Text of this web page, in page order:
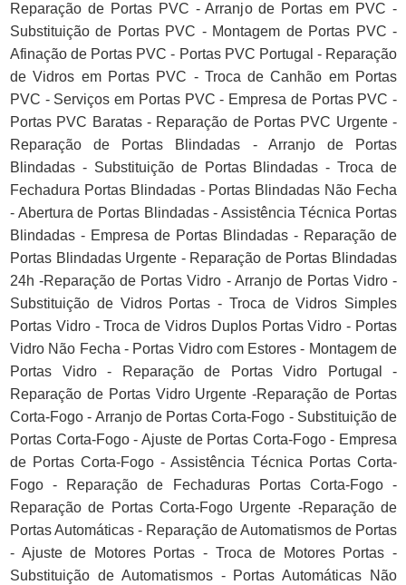
Reparação de Portas PVC - Arranjo de Portas em PVC -
Substituição de Portas PVC - Montagem de Portas PVC -
Afinação de Portas PVC - Portas PVC Portugal - Reparação
de Vidros em Portas PVC - Troca de Canhão em Portas
PVC - Serviços em Portas PVC - Empresa de Portas PVC -
Portas PVC Baratas - Reparação de Portas PVC Urgente -
Reparação de Portas Blindadas - Arranjo de Portas
Blindadas - Substituição de Portas Blindadas - Troca de
Fechadura Portas Blindadas - Portas Blindadas Não Fecha
- Abertura de Portas Blindadas - Assistência Técnica Portas
Blindadas - Empresa de Portas Blindadas - Reparação de
Portas Blindadas Urgente - Reparação de Portas Blindadas
24h -Reparação de Portas Vidro - Arranjo de Portas Vidro -
Substituição de Vidros Portas - Troca de Vidros Simples
Portas Vidro - Troca de Vidros Duplos Portas Vidro - Portas
Vidro Não Fecha - Portas Vidro com Estores - Montagem de
Portas Vidro - Reparação de Portas Vidro Portugal -
Reparação de Portas Vidro Urgente -Reparação de Portas
Corta-Fogo - Arranjo de Portas Corta-Fogo - Substituição de
Portas Corta-Fogo - Ajuste de Portas Corta-Fogo - Empresa
de Portas Corta-Fogo - Assistência Técnica Portas Corta-
Fogo - Reparação de Fechaduras Portas Corta-Fogo -
Reparação de Portas Corta-Fogo Urgente -Reparação de
Portas Automáticas - Reparação de Automatismos de Portas
- Ajuste de Motores Portas - Troca de Motores Portas -
Substituição de Automatismos - Portas Automáticas Não